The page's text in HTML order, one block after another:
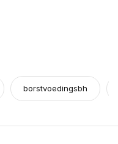
borstvoedingsbh